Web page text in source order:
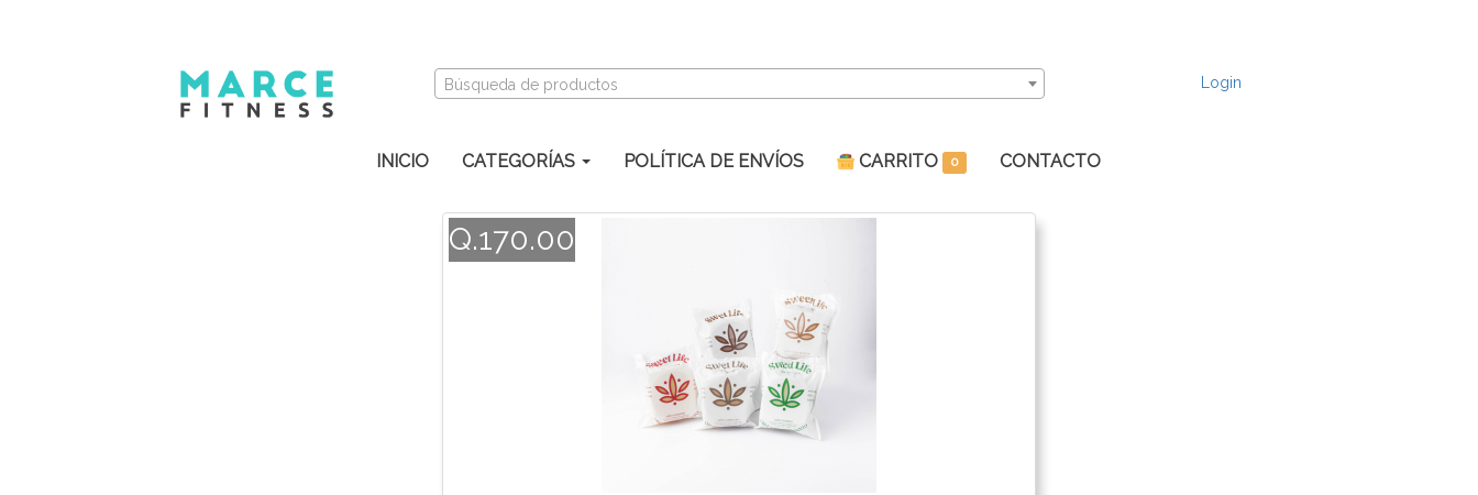
Búsqueda de productos Login
INICIO CATEGORÍAS POLÍTICA DE ENVÍOS CARRITO 0 CONTACTO
Q.170.00